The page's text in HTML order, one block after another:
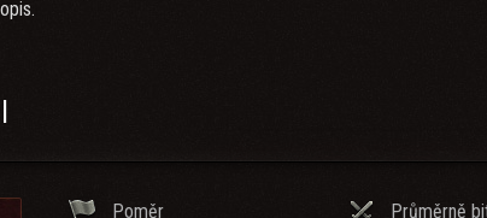
Poměr
Průměrně